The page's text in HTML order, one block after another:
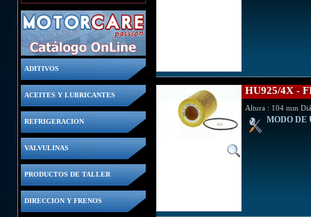
ADITIVOS
ACEITES Y LUBRICANTES
REFRIGERACION
VALVULINAS
PRODUCTOS DE TALLER
DIRECCION Y FRENOS
HU925/4X -
Altura : 104 mm
MODO DE